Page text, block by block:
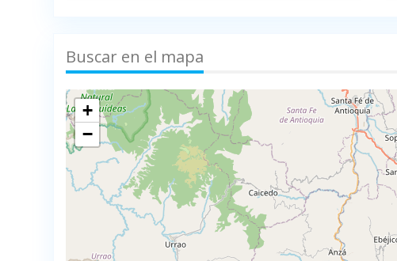
Buscar en el mapa
+
−